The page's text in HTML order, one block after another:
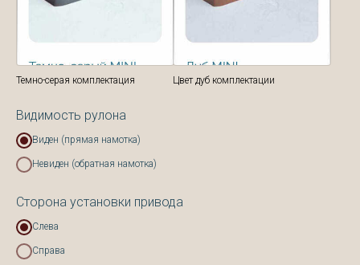
Темно-серая комплектация Цвет дуб комплектации
Видимость рулона
Виден (прямая намотка)
Невиден (обратная намотка)
Сторона установки привода
Слева
Справа